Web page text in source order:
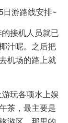
游路线安排~
接机人员就已
汁呢。之后把
机场的路上就
玩各项水上娱
茶，最主要是